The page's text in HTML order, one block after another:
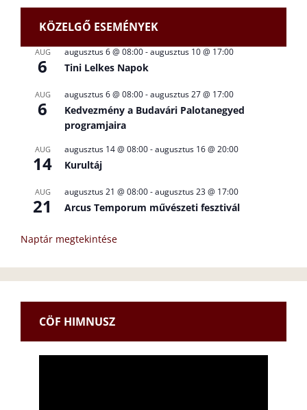
KÖZELGŐ ESEMÉNYEK
AUG
6
augusztus 6 @ 08:00-augusztus 10 @ 17:00
Tini Lelkes Napok
AUG
6
augusztus 6 @ 08:00-augusztus 27 @ 17:00
Kedvezmény a Budavári Palotanegyed
programjaira
AUG
14
augusztus 14 @ 08:00-augusztus 16 @ 20:00
Kurultáj
AUG
21
augusztus 21 @ 08:00-augusztus 23 @ 17:00
Arcus Temporum művészeti fesztivál
Naptár megtekintése
CÖF HIMNUSZ